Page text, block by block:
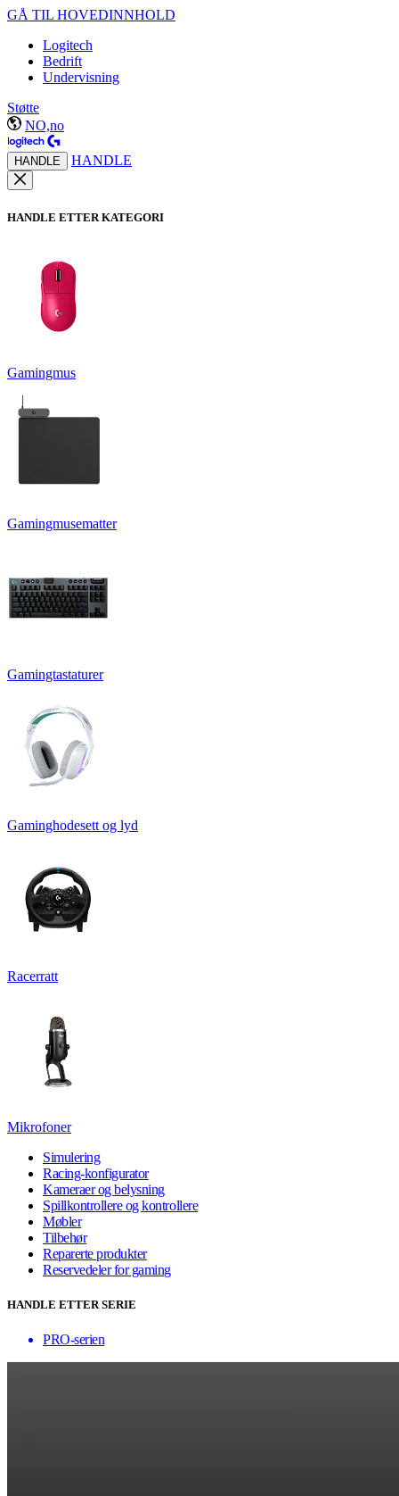
GÅ TIL HOVEDINNHOLD
Logitech
Bedrift
Undervisning
Støtte
NO,no
HANDLE HANDLE
HANDLE ETTER KATEGORI
Gamingmus
Gamingmusematter
Gamingtastaturer
Gaminghodesett og lyd
Racerratt
Mikrofoner
Simulering
Racing-konfigurator
Kameraer og belysning
Spillkontrollere og kontrollere
Møbler
Tilbehør
Reparerte produkter
Reservedeler for gaming
HANDLE ETTER SERIE
PRO-serien